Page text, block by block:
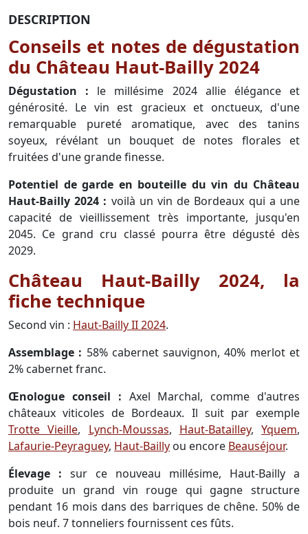
DESCRIPTION
Conseils et notes de dégustation
du Château Haut-Bailly 2024
Dégustation : le millésime 2024 allie élégance et
générosité. Le vin est gracieux et onctueux, d'une
remarquable pureté aromatique, avec des tanins
soyeux, révélant un bouquet de notes florales et
fruitées d'une grande finesse.
Potentiel de garde en bouteille du vin du Château
Haut-Bailly 2024 : voilà un vin de Bordeaux qui a une
capacité de vieillissement très importante, jusqu'en
2045. Ce grand cru classé pourra être dégusté dès
2029.
Château Haut-Bailly 2024, la
fiche technique
Second vin : Haut-Bailly II 2024.
Assemblage : 58% cabernet sauvignon, 40% merlot et
2% cabernet franc.
Œnologue conseil : Axel Marchal, comme d'autres
châteaux viticoles de Bordeaux. Il suit par exemple
Trotte Vieille, Lynch-Moussas, Haut-Batailley, Yquem,
Lafaurie-Peyraguey, Haut-Bailly ou encore Beauséjour.
Élevage : sur ce nouveau millésime, Haut-Bailly a
produite un grand vin rouge qui gagne structure
pendant 16 mois dans des barriques de chêne. 50% de
bois neuf. 7 tonneliers fournissent ces fûts.